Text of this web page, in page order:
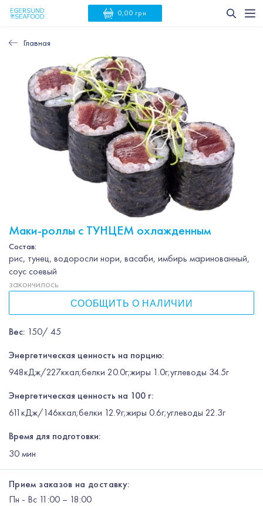
0,00 грн
Главная
Маки-роллы с ТУНЦЕМ охлажденным
Состав:
рис, тунец, водоросли нори, васаби, имбирь маринованный,
соус соевый
Вес: 150/ 45
Энергетическая ценность на порцию:
948кДж/227ккал;белки 20.0г;жиры 1.0г;углеводы 34.5г
Энергетическая ценность на 100 г:
611кДж/146ккал;белки 12.9г;жиры 0.6г;углеводы 22.3г
Время для подготовки:
30мин
закончилось
СООБЩИТЬ О НАЛИЧИИ
Прием заказов на доставку:
Пн - Вс 11:00 – 18:00